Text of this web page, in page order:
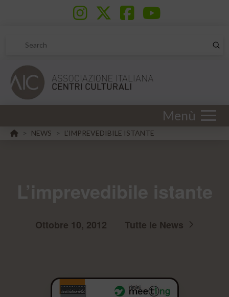
Search
Menù
HOME
> NEWS > L’IMPREVEDIBILE ISTANTE
Ottobre 10, 2012 Tutte le News